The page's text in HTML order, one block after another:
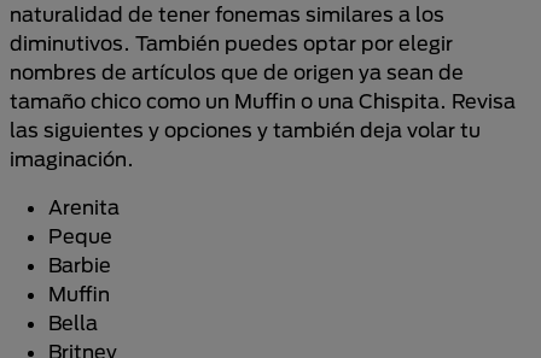
naturalidad de tener fonemas similares a los
diminutivos. También puedes optar por elegir
nombres de artículos que de origen ya sean de
tamaño chico como un Muffin o una Chispita. Revisa
las siguientes y opciones y también deja volar tu
imaginación.
Arenita
Peque
Barbie
Muffin
Bella
Britney